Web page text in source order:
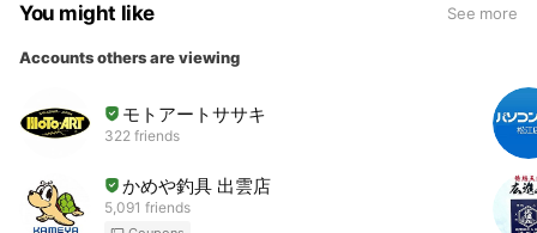
You might like See more
Accounts others are viewing
モトアートササキ
322 friends
かめや釣具 出雲店
5,091 friends